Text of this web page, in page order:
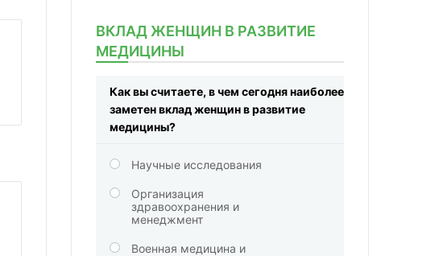
ВКЛАД ЖЕНЩИН В РАЗВИТИЕ
МЕДИЦИНЫ
Как вы считаете, в чем сегодня наиболее
заметен вклад женщин в развитие
медицины?
Научные исследования
Организация
здравоохранения и
менеджмент
Военная медицина и